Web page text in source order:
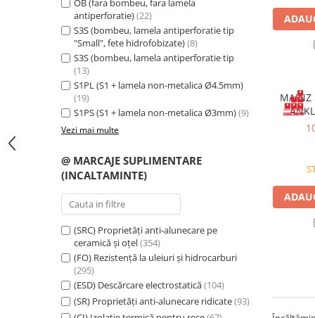
Bocanci outdoor
Bocanci de lucru O1
Bocanci de protecție OB
Bocanci de lucru O2
Bocanci de protecție S1
Bocanci de protecție S1P
Bocanci de protecție S2
Bocanci de protecție S3
Cizme outdoor
Cizme de lucru OB
Cizme de lucru O4/O5
Cizme de protecție S3
Cizme de protecție S4
Cizme de protecție S5
Cizme electroizolante
OB (fara bombeu, fara lamela
antiperforatie)(22)
S3S (bombeu, lamela antiperforatie tip
"Small", fete hidrofobizate)(8)
S3S (bombeu, lamela antiperforatie tip
(13)
S1PL (S1 + lamela non-metalica Ø4.5mm)
(19)
S1PS (S1 + lamela non-metalica Ø3mm)(9)
Vezi mai multe
@ MARCAJE SUPLIMENTARE
(INCALTAMINTE)
(SRC) Proprietăți anti-alunecare pe
ceramică și oțel(354)
(FO) Rezistență la uleiuri și hidrocarburi
(295)
(ESD) Descărcare electrostatică(104)
(SR) Proprietăți anti-alunecare ridicate(93)
MAINZ